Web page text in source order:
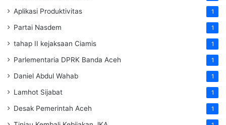
Aplikasi Produktivitas 1
Partai Nasdem 1
tahap II kejaksaan Ciamis 1
Parlementaria DPRK Banda Aceh 1
Daniel Abdul Wahab 1
Lamhot Sijabat 1
Desak Pemerintah Aceh 1